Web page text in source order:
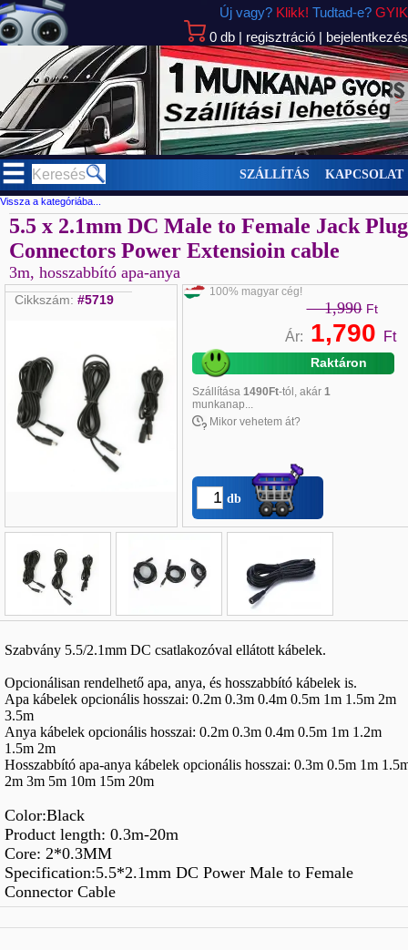
0 db | regisztráció | bejelentkezés
Új vagy? Klikk! Tudtad-e? GYIK
>
SZÁLLÍTÁS KAPCSOLAT
Vissza a kategóriába...
5.5 x 2.1mm DC Male to Female Jack Plug
Connectors Power Extensioin cable
3m, hosszabbító apa-anya
Cikkszám: #5719
100% magyar cég!
1,990 Ft
Ár: 1,790 Ft
Raktáron
Szállítása1490Ft-tól, akár1
munkanap...
Mikor vehetem át?
db
E-mail *:
Telefon*:
Szabvány 5.5/2.1mm DC csatlakozóval ellátott kábelek.
Opcionálisan rendelhető apa, anya, és hosszabbító kábelek is.
Apa kábelek opcionális hosszai: 0.2m 0.3m 0.4m 0.5m 1m 1.5m 2m
3.5m
Anya kábelek opcionális hosszai: 0.2m 0.3m 0.4m 0.5m 1m 1.2m
1.5m 2m
Hosszabbító apa-anya kábelek opcionális hosszai: 0.3m 0.5m 1m
2m 3m 5m 10m 15m 20m
Color:Black
Product length: 0.3m-20m
Core: 2*0.3MM
Specification:5.5*2.1mm DC Power Male to Female
Connector Cable